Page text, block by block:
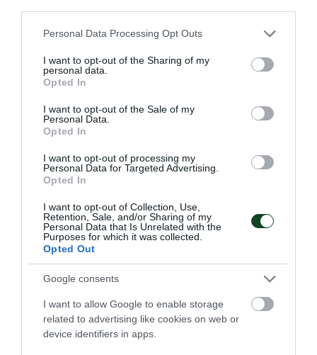
Please note that this website/app uses one or more Google
not limited to your visit or usage behaviour. You may click to
grant or deny consent to Google and its third-party tags to
use your data for below specified purposes in below Google
consent section.
Personal Data Processing Opt Outs
I want to opt-out of the Sharing of my
personal data.
Opted In
I want to opt-out of the Sale of my
Personal Data.
Opted In
I want to opt-out of processing my
Personal Data for Targeted Advertising.
Opted In
I want to opt-out of Collection, Use,
Retention, Sale, and/or Sharing of my
Personal Data that Is Unrelated with the
Purposes for which it was collected.
Opted Out
Google consents
I want to allow Google to enable storage
related to advertising like cookies on web or
device identifiers in apps.
«Πράσινη» συνεισφορά στη
Σχεδία
Παναθηναϊκού και φίλοι-ες του τμήματος έδειξαν για
ακόμα μια φορά τον κοινωνικό χαρακτήρα του τμήματος.
28.04.2026 ΠΟΔΟΣΦΑΙΡΟ ΑΚΡΩΤΗΡΙΑΣΜΕΝΩΝ
ΤΕΛΕΥΤΑΙΑ ΝΕΑ